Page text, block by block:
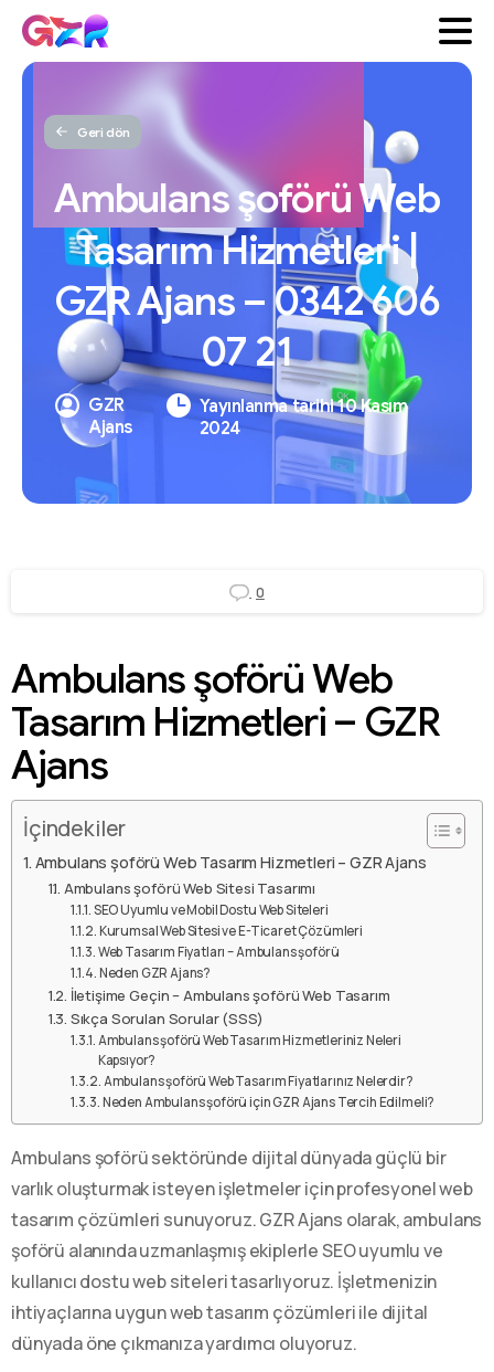
Geri dön
AmbulansşoförüWeb
TasarımHizmetleri|
GZRAjans – 0342606
0721
GZR
Ajans
Yayınlanma tarihi 10 Kasım
2024
0
Ambulans şoförü Web
Tasarım Hizmetleri – GZR
Ajans
İçindekiler
Ambulans şoförü Web Tasarım Hizmetleri – GZR Ajans
Ambulans şoförü Web Sitesi Tasarımı
SEO Uyumlu ve Mobil Dostu Web Siteleri
Kurumsal Web Sitesi ve E-Ticaret Çözümleri
Web Tasarım Fiyatları – Ambulans şoförü
Neden GZR Ajans?
İletişime Geçin – Ambulans şoförü Web Tasarım
Sıkça Sorulan Sorular (SSS)
Ambulans şoförü Web Tasarım Hizmetleriniz Neleri
Kapsıyor?
Ambulans şoförü Web Tasarım Fiyatlarınız Nelerdir?
Neden Ambulans şoförü için GZR Ajans Tercih Edilmeli?
Ambulans şoförü sektöründe dijital dünyada güçlü bir
varlık oluşturmak isteyen işletmeler için profesyonel web
tasarım çözümleri sunuyoruz. GZR Ajans olarak, ambulans
şoförü alanında uzmanlaşmış ekiplerle SEO uyumlu ve
kullanıcı dostu web siteleri tasarlıyoruz. İşletmenizin
ihtiyaçlarına uygun web tasarım çözümleri ile dijital
dünyada öne çıkmanıza yardımcı oluyoruz.